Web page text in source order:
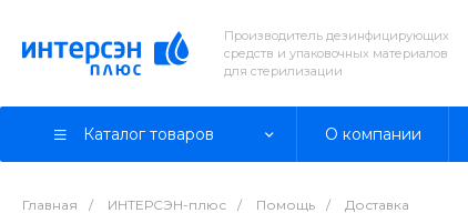
Производитель дезинфицирующих
средств и упаковочных материалов
для стерилизации
Каталог товаров О компании
Главная / ИНТЕРСЭН-плюс / Помощь / Доставка